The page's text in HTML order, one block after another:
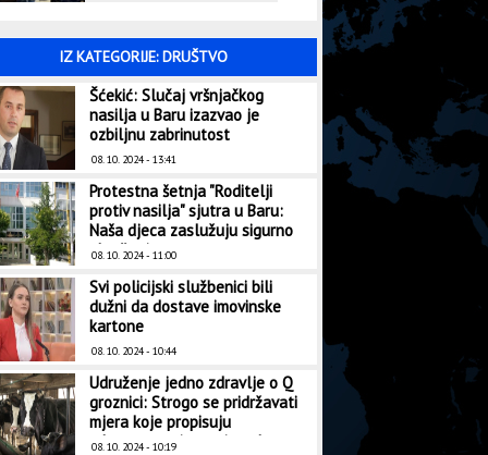
IZ KATEGORIJE: DRUŠTVO
Šćekić: Slučaj vršnjačkog
nasilja u Baru izazvao je
ozbiljnu zabrinutost
08. 10. 2024 - 13:41
Protestna šetnja "Roditelji
protiv nasilja" sjutra u Baru:
Naša djeca zaslužuju sigurno
okruženje
08. 10. 2024 - 11:00
Svi policijski službenici bili
dužni da dostave imovinske
kartone
08. 10. 2024 - 10:44
Udruženje jedno zdravlje o Q
groznici: Strogo se pridržavati
mjera koje propisuju
zdravstvene i veterinarske
08. 10. 2024 - 10:19